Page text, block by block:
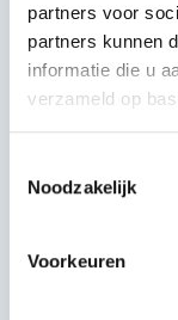
partners voor
partners kunnen
informatie die u
verzameld op
Noodzakelijk
Voorkeuren
Specificaties